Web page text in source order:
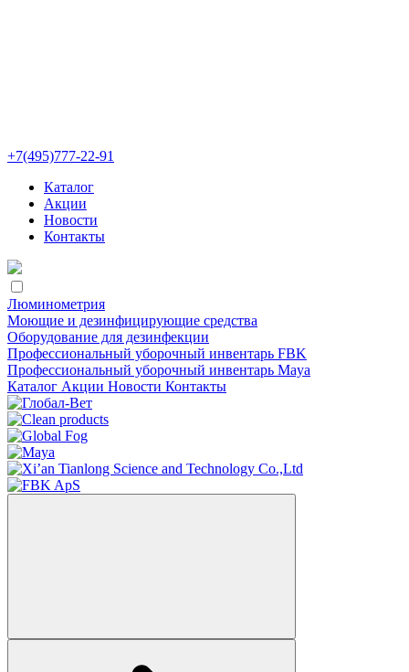
+7(495)777-22-91
Каталог
Акции
Новости
Контакты
Люминометрия
Моющие и дезинфицирующие средства
Оборудование для дезинфекции
Профессиональный уборочный инвентарь FBK
Профессиональный уборочный инвентарь Maya
Каталог Акции Новости Контакты